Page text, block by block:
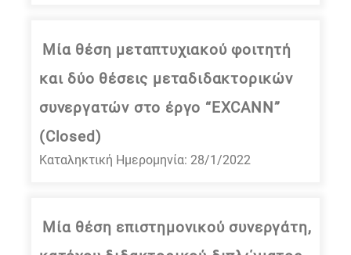
Μία θέση μεταπτυχιακού φοιτητή
και δύο θέσεις μεταδιδακτορικών
συνεργατών στο έργο “EXCANN”
(Closed)
Καταληκτική Ημερομηνία: 28/1/2022
Μία θέση επιστημονικού συνεργάτη,